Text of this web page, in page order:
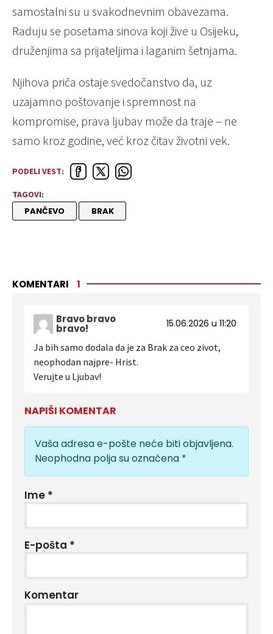
samostalni su u svakodnevnim obavezama.
Raduju se posetama sinova koji žive u Osijeku,
druženjima sa prijateljima i laganim šetnjama.
Njihova priča ostaje svedočanstvo da, uz
uzajamno poštovanje i spremnost na
kompromise, prava ljubav može da traje – ne
samo kroz godine, već kroz čitav životni vek.
PODELI VEST:
TAGOVI:
PANČEVO BRAK
KOMENTARI 1
Bravo bravo
bravo!
15.06.2026 u 11:20
Ja bih samo dodala da je za Brak za ceo zivot,
neophodan najpre- Hrist.
Verujte u Ljubav!
NAPIŠI KOMENTAR
Vaša adresa e-pošte neće biti objavljena.
Neophodna polja su označena *
Ime *
E-pošta *
Komentar